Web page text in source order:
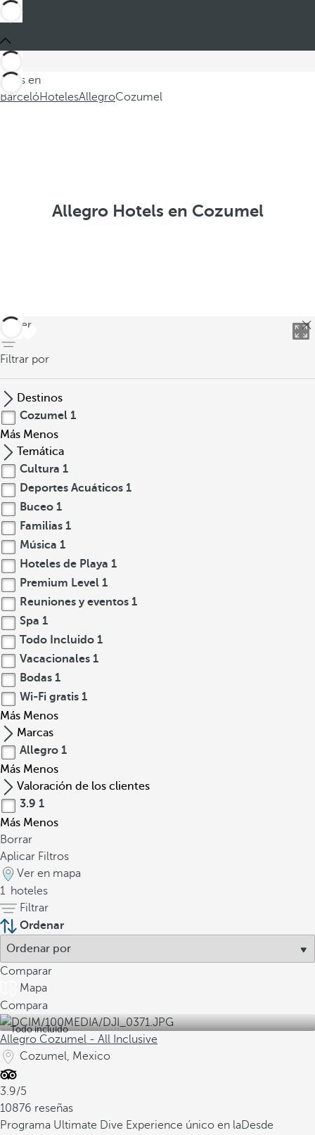
Estás en
BarcelóHotelesAllegroCozumel
Allegro Hotels en Cozumel
volver
Filtrar por
Destinos
Cozumel 1
Más Menos
Temática
Cultura 1
Deportes Acuáticos 1
Buceo 1
Familias 1
Música 1
Hoteles de Playa 1
Premium Level 1
Reuniones y eventos 1
Spa 1
Todo Incluido 1
Vacacionales 1
Bodas 1
Wi-Fi gratis 1
Más Menos
Marcas
Allegro 1
Más Menos
Valoración de los clientes
3.9 1
Más Menos
Borrar
Aplicar Filtros
Ver en mapa
1 hoteles
Filtrar
Ordenar
Comparar
Mapa
Compara
Todo incluido
Allegro Cozumel - All Inclusive
Cozumel, Mexico
3.9/5
10876 reseñas
Programa Ultimate Dive Experience único en laDesde